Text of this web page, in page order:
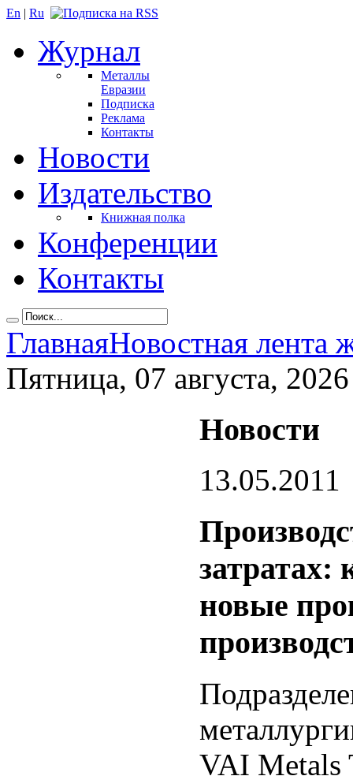
En | Ru
Журнал
Металлы
Евразии
Подписка
Реклама
Контакты
Новости
Издательство
Книжная полка
Конференции
Контакты
ГлавнаяНовостная лента
Пятница, 07 августа, 2026
Новости
13.05.2011
затратах:
новые
VAI Metals